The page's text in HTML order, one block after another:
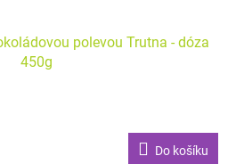
polevou Trutna - dóza
450g
Do košíku